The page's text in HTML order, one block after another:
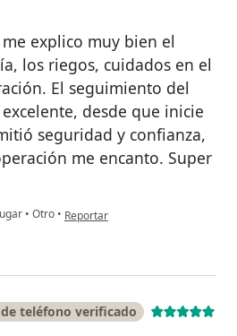
explico muy bien el
los riegos, cuidados en el
El seguimiento del
desde que inicie
seguridad y confianza,
me encanto. Super
• Otro • en opinión del usuario Nilfa
Reportar
teléfono verificado